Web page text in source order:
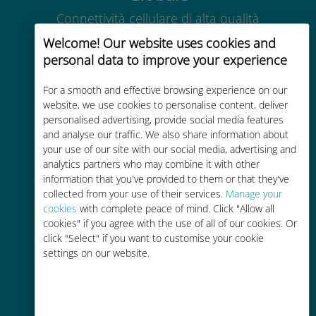
Welcome! Our website uses cookies and
personal data to improve your experience
For a smooth and effective browsing experience on our
website, we use cookies to personalise content, deliver
personalised advertising, provide social media features
and analyse our traffic. We also share information about
your use of our site with our social media, advertising and
analytics partners who may combine it with other
information that you've provided to them or that they've
collected from your use of their services. Manage your
cookies with complete peace of mind. Click "Allow all
cookies" if you agree with the use of all of our cookies. Or
click "Select" if you want to customise your cookie
settings on our website.
Connettività cellulare di alta qualità
in tutto il mondo in oltre 200
destinazioni
Economico
Fino al 90% in meno rispetto alle
tariffe di roaming con il vostro
operatore attuale